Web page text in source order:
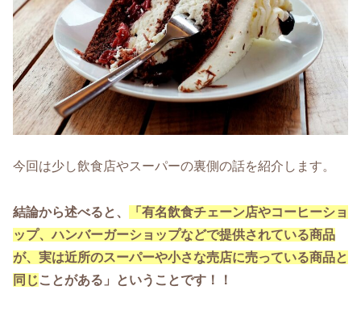
今回は少し飲食店やスーパーの裏側の話を紹介します。
結論から述べると、
「有名飲食チェーン店やコーヒーショ
ップ、ハンバーガーショップなどで提供されている商品
が、実は近所のスーパーや小さな売店に売っている商品と
同じことがある」ということです！！